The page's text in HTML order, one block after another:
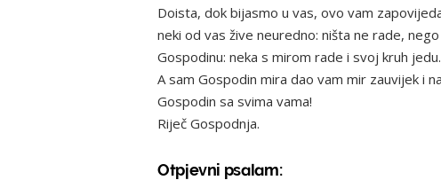
Doista, dok bijasmo u vas, ovo vam
neki od vas žive neuredno: ništa ne rade,
Gospodinu: neka s mirom rade i svoj kruh jedu.
A sam Gospodin mira dao vam mir zauvijek i
Gospodin sa svima vama!
Riječ Gospodnja.
Otpjevni psalam: